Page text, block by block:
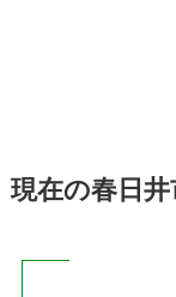
現在の春日井